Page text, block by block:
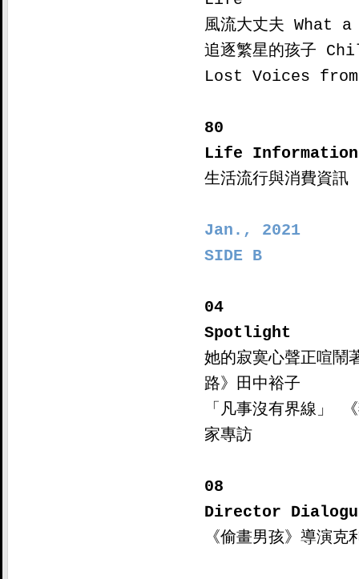
風流大丈夫 What
追逐繁星的孩子
Lost Voices
80
Life Information
生活流行與消費資訊
Jan., 2021
SIDE B
04
Spotlight
她的寂寞心聲正喧鬧
路》田中裕子
「凡事沒有界線」
家專訪
08
Director
《偷畫男孩》導演